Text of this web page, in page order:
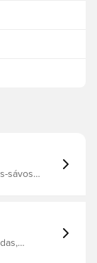
sávos